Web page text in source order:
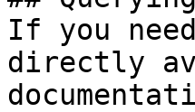
If you
directly